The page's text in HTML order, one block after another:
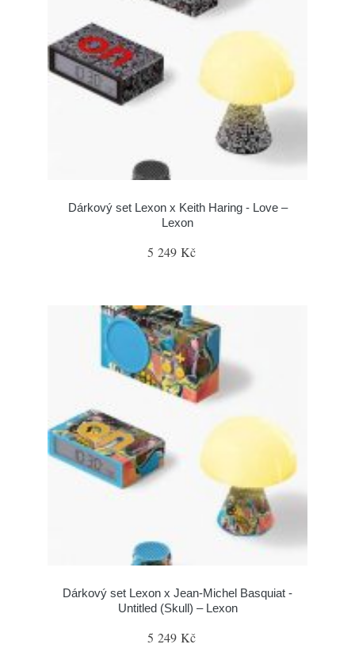
Dárkový set Lexon x Keith Haring - Love –
Lexon
5 249 Kč
Dárkový set Lexon x Jean-Michel Basquiat -
Untitled (Skull) – Lexon
5 249 Kč